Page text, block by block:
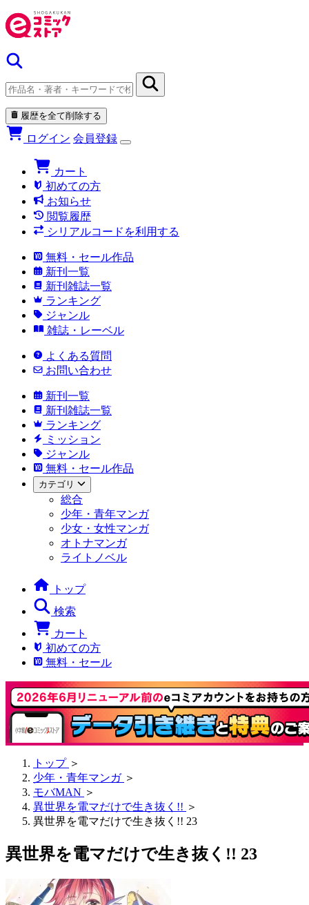
履歴を全て削除する
ログイン 会員登録
カート
初めての方
お知らせ
閲覧履歴
シリアルコードを利用する
無料・セール作品
新刊一覧
新刊雑誌一覧
ランキング
ジャンル
雑誌・レーベル
よくある質問
お問い合わせ
新刊一覧
新刊雑誌一覧
ランキング
ミッション
ジャンル
無料・セール作品
カテゴリ
総合
少年・青年マンガ
少女・女性マンガ
オトナマンガ
ライトノベル
トップ
検索
カート
初めての方
無料・セール
トップ ＞
少年・青年マンガ ＞
モバMAN ＞
異世界を電マだけで生き抜く!! ＞
異世界を電マだけで生き抜く!! 23
異世界を電マだけで生き抜く!! 23